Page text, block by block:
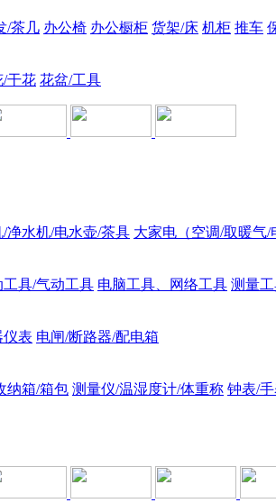
/茶几 办公椅 办公橱柜 货架/床 机柜 推车
/干花 花盆/工具
净水机/电水壶/茶具 大家电（空调/取暖气/
工具/气动工具 电脑工具、网络工具 测量
仪表 电闸/断路器/配电箱
纳箱/箱包 测量仪/温湿度计/体重称 钟表/